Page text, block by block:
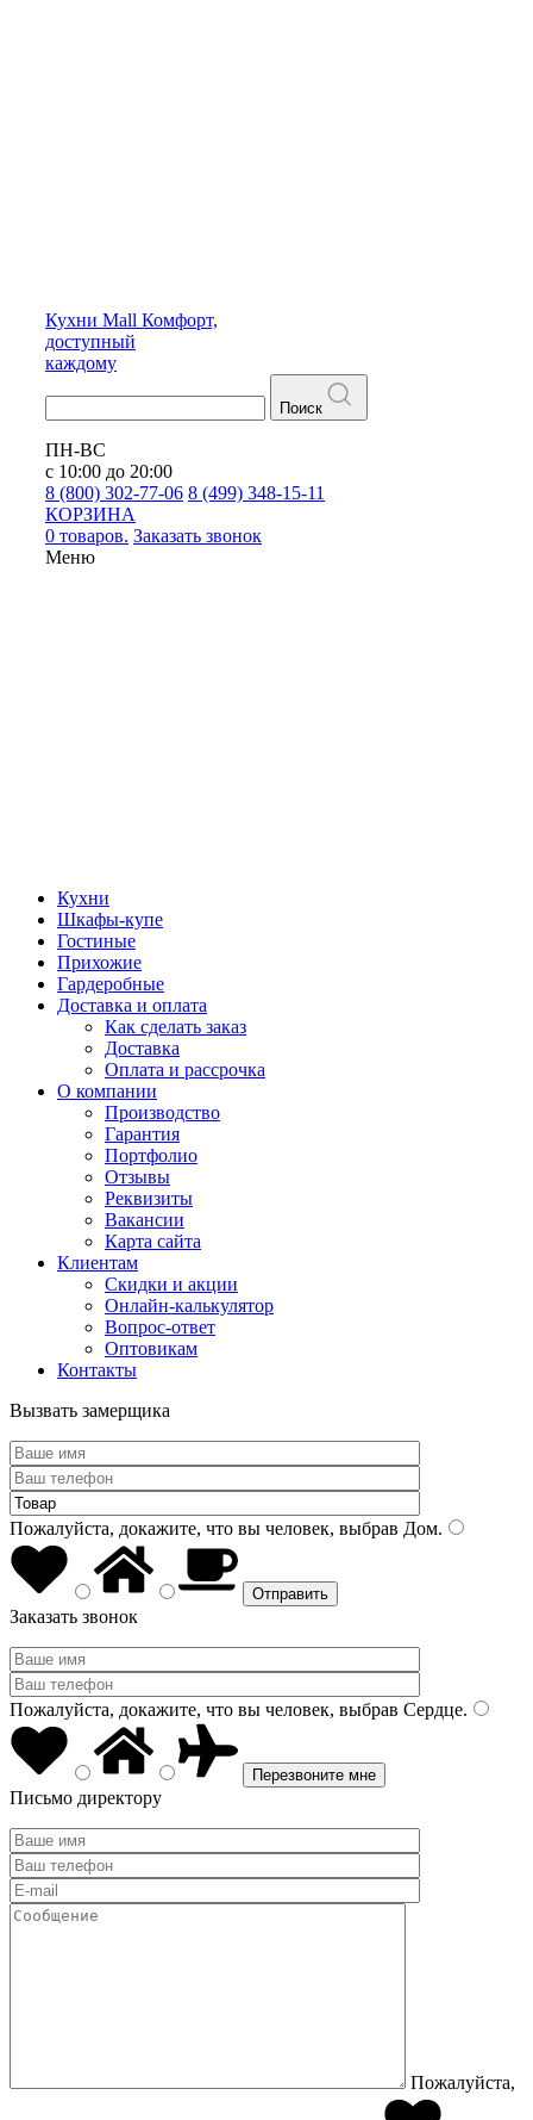
Кухни Mall Комфорт,
доступный
каждому
Поиск
ПН-ВС
с 10:00 до 20:00
8 (800) 302-77-06 8 (499) 348-15-11
КОРЗИНА
0 товаров. Заказать звонок
Меню
Кухни
Шкафы-купе
Гостиные
Прихожие
Гардеробные
Доставка и оплата
Как сделать заказ
Доставка
Оплата и рассрочка
О компании
Производство
Гарантия
Портфолио
Отзывы
Реквизиты
Вакансии
Карта сайта
Клиентам
Скидки и акции
Онлайн-калькулятор
Вопрос-ответ
Оптовикам
Контакты
Вызвать замерщика
Пожалуйста, докажите, что вы человек, выбрав Дом.
Заказать звонок
Пожалуйста, докажите, что вы человек, выбрав Сердце.
Письмо директору
Пожалуйста,